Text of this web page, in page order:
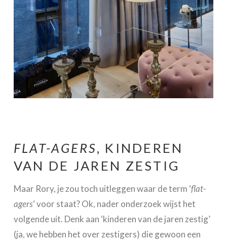
FLAT-AGERS, KINDEREN
VAN DE JAREN ZESTIG
Maar Rory, je zou toch uitleggen waar de term ‘flat-
agers‘ voor staat? Ok, nader onderzoek wijst het
volgende uit. Denk aan ‘kinderen van de jaren zestig’
(ja, we hebben het over zestigers) die gewoon een